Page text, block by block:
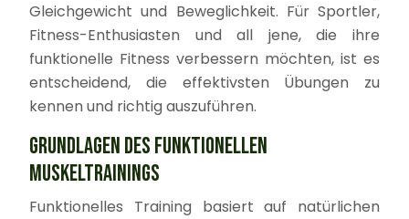
Gleichgewicht und Beweglichkeit. Für Sportler,
Fitness-Enthusiasten und all jene, die ihre
funktionelle Fitness verbessern möchten, ist es
entscheidend, die effektivsten Übungen zu
kennen und richtig auszuführen.
GRUNDLAGEN DES FUNKTIONELLEN
MUSKELTRAININGS
Funktionelles Training basiert auf natürlichen